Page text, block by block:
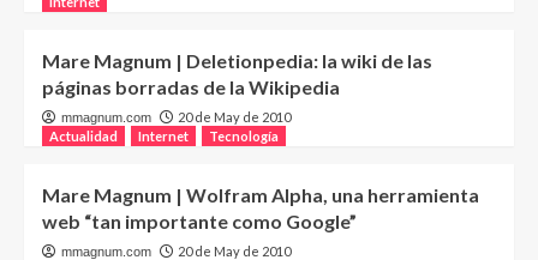
Mare Magnum | Deletionpedia: la wiki de las
páginas borradas de la Wikipedia
mmagnum.com
20 de May de 2010
Actualidad
Internet Tecnología
Mare Magnum | Wolfram Alpha, una herramienta
web “tan importante como Google”
mmagnum.com 20 de May de 2010